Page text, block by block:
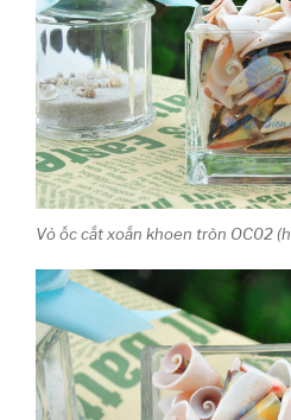
Vỏ ốc cắt xoắn khoen tròn OC02